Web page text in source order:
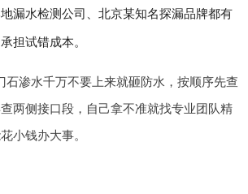
漏水检测公司、北京某知名探漏品牌都有
担试错成本。
石渗水千万不要上来就砸防水，按顺序先查
两侧接口段，自己拿不准就找专业团队精
小钱办大事。